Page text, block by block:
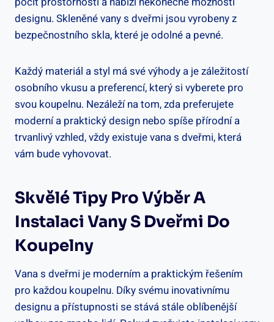
designu. Skleněné vany s dveřmi jsou vyrobeny z
bezpečnostního skla, které je odolné a pevné.
Každý materiál a styl má své výhody a je záležitostí
osobního vkusu a preferencí, který si vyberete pro
svou koupelnu. Nezáleží na tom, zda preferujete
moderní a praktický design nebo spíše přírodní a
trvanlivý vzhled, vždy existuje vana s dveřmi, která
vám bude vyhovovat.
Skvělé Tipy Pro Výběr A
Instalaci Vany S Dveřmi Do
Koupelny
Vana s dveřmi je moderním a praktickým řešením
pro každou koupelnu. Díky svému inovativnímu
designu a přístupnosti se stává stále oblíbenější